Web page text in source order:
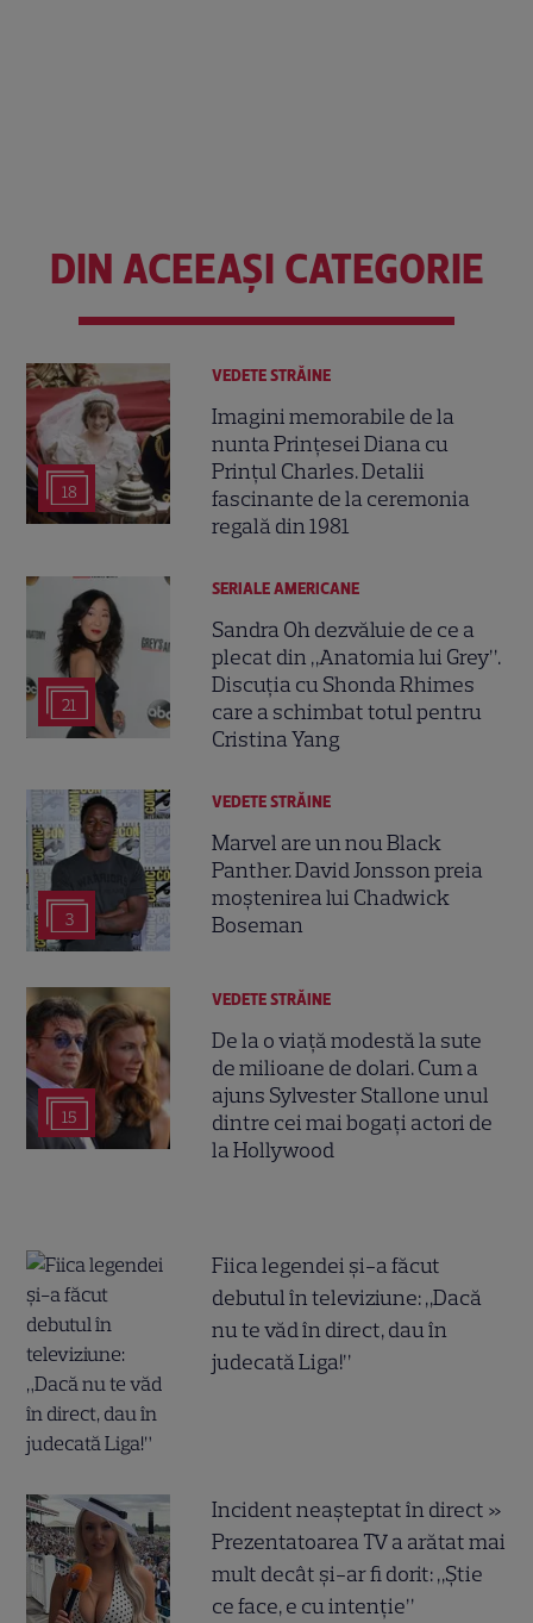
DIN ACEEAȘI CATEGORIE
18
VEDETE STRĂINE
Imagini memorabile de la
nunta Prințesei Diana cu
Prințul Charles. Detalii
fascinante de la ceremonia
regală din 1981
21
SERIALE AMERICANE
Sandra Oh dezvăluie de ce a
plecat din „Anatomia lui Grey”.
Discuția cu Shonda Rhimes
care a schimbat totul pentru
Cristina Yang
3
VEDETE STRĂINE
Marvel are un nou Black
Panther. David Jonsson preia
moștenirea lui Chadwick
Boseman
15
VEDETE STRĂINE
De la o viață modestă la sute
de milioane de dolari. Cum a
ajuns Sylvester Stallone unul
dintre cei mai bogați actori de
la Hollywood
Fiica legendei și-a făcut
debutul în televiziune: „Dacă
nu te văd în direct, dau în
judecată Liga!”
Incident neașteptat în direct »
Prezentatoarea TV a arătat mai
mult decât și-ar fi dorit: „Știe
ce face, e cu intenție”